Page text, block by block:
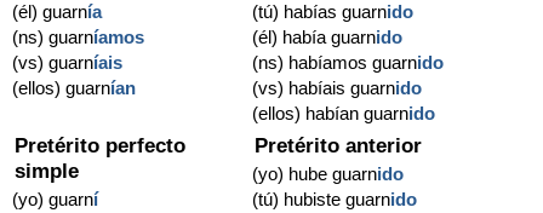
(él) guarnía
(ns) guarníamos
(vs) guarníais
(ellos) guarnían
(tú) habías guarnido
(él) había guarnido
(ns) habíamos guarnido
(vs) habíais guarnido
(ellos) habían guarnido
Pretérito perfecto
simple
(yo) guarní
Pretérito anterior
(yo) hube guarnido
(tú) hubiste guarnido